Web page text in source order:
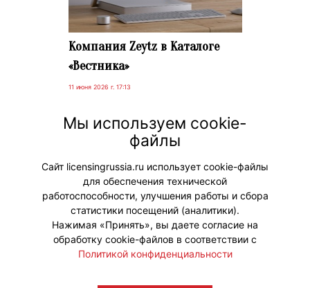
Компания Zeytz в Каталоге
«Вестника»
11 июня 2026 г. 17:13
новой компании Zeytz в Каталоге
#НовостиКаталога
Мы используем cookie-
файлы
Сайт licensingrussia.ru использует cookie-файлы
для обеспечения технической
работоспособности, улучшения работы и сбора
статистики посещений (аналитики).
Нажимая «Принять», вы даете согласие на
обработку cookie-файлов в соответствии с
Политикой конфиденциальности